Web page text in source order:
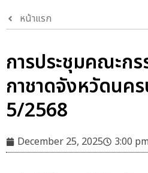
หน้าแรก
การประชุมคณะกร
กาชาดจังหวัดนค
5/2568
December 25, 2025 3:00 pm